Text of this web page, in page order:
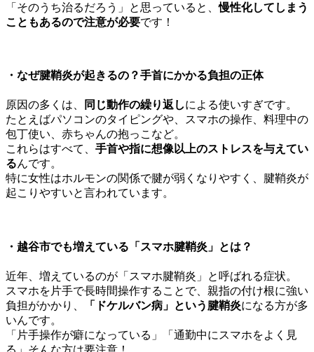
「そのうち治るだろう」と思っていると、慢性化してしまう
こともあるので注意が必要です！
・ なぜ腱鞘炎が起きるの？手首にかかる負担の正体
原因の多くは、 同じ動作の繰り返しによる使いすぎです。
たとえばパソコンのタイピングや、スマホの操作、料理中の
包丁使い、赤ちゃんの抱っこなど。
これらはすべて、 手首や指に想像以上のストレスを与えてい
るんです。
特に女性はホルモンの関係で腱が弱くなりやすく、腱鞘炎が
起こりやすいと言われています。
・ 越谷市でも増えている「スマホ腱鞘炎」とは？
近年、増えているのが「スマホ腱鞘炎」と呼ばれる症状。
スマホを片手で長時間操作することで、親指の付け根に強い
負担がかかり、
「ドケルバン病」という腱鞘炎になる方が多
いんです。
「片手操作が癖になっている」「通勤中にスマホをよく見
る」そんな方は要注意！